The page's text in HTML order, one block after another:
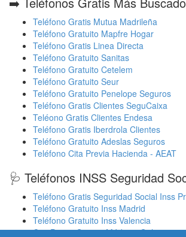
Teléfono Gratis Mutua Madrileña
Teléfono Gratuito Mapfre Hogar
Teléfono Gratis Linea Directa
Teléfono Gratuito Sanitas
Teléfono Gratuito Cetelem
Teléfono Gratuito Seur
Teléfono Gratuito Penelope Seguros
Teléfono Gratis Clientes SeguCaixa
Teléono Gratis Clientes Endesa
Teléfono Gratis Iberdrola Clientes
Teléfono Gratuito Adeslas Seguros
Teléfono Cita Previa Hacienda - AEAT
🩺 Teléfonos INSS Seguridad
Teléfono Gratis Seguridad Social Inss
Teléfono Gratuito Inss Madrid
Teléfono Gratuito Inss Valencia
Cita Previa Sergas Médicos Galicia